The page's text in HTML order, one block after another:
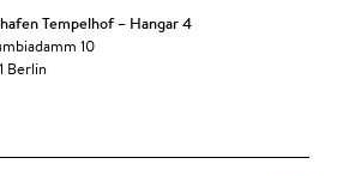
Tempelhof – Hangar 4
10
Berlin